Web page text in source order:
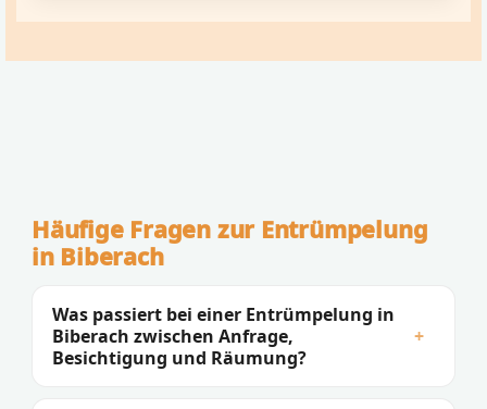
Häufige Fragen zur Entrümpelung
in Biberach
Was passiert bei einer Entrümpelung in
Biberach zwischen Anfrage,
Besichtigung und Räumung?
+